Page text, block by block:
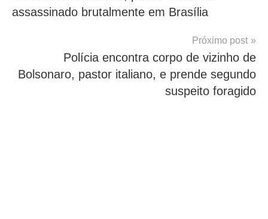
Post
assassinado brutalmente em Brasília
Próximo post
Polícia encontra corpo de vizinho de
Bolsonaro, pastor italiano, e prende segundo
suspeito foragido